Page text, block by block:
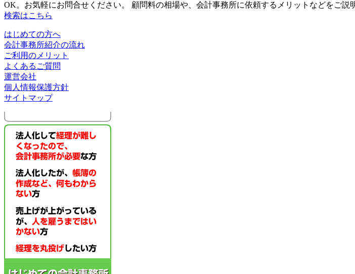
OK。お気軽にお問合せください。 顧問料の相場や、会計事務所に依頼するメリットなどをご
検索はこちら
はじめての方へ
会計事務所紹介の流れ
ご利用のメリット
よくあるご質問
運営会社
個人情報保護方針
サイトマップ